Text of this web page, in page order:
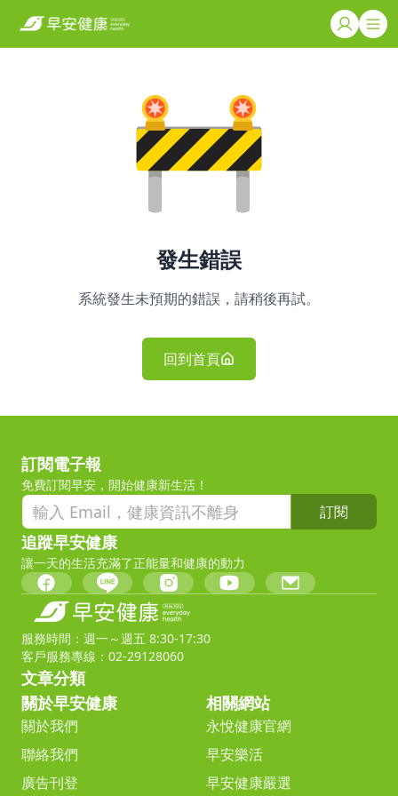
發生錯誤
系統發生未預期的錯誤，請稍後再試。
回到首頁
訂閱電子報
免費訂閱早安，開始健康新生活！
訂閱
追蹤早安健康
讓一天的生活充滿了正能量和健康的動力
服務時間：週一～週五 8:30-17:30
客戶服務專線：02-29128060
文章分類
關於早安健康
關於我們
聯絡我們
廣告刊登
相關網站
永悅健康官網
早安樂活
早安健康嚴選